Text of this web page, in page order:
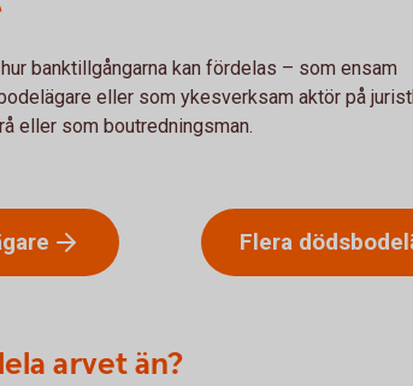
banktillgångarna kan fördelas – som ensam
eller som ykesverksam aktör på
eller som boutredningsman.
Flera
arvet än?